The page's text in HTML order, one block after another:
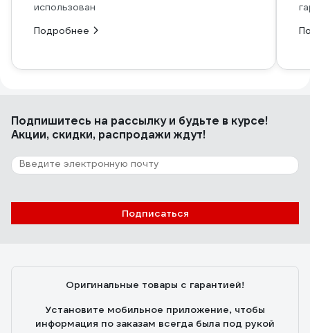
использован
Подробнее
Подпишитесь на рассылкуи будьте в курсе!
Акции, скидки, распродажи ждут!
Подписаться
Оригинальные товары с гарантией!
Установите мобильное приложение, чтобы
информация по заказам всегда была под рукой